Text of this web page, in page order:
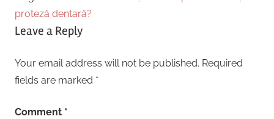
proteză dentară?
Leave a Reply
Your email address will not be published. Required
fields are marked *
Comment *